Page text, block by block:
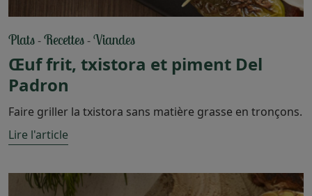
Plats-Recettes-Viandes
Œuf frit, txistora et piment Del
Padron
Faire griller la txistora sans matière grasse en tronçons.
Lire l'article